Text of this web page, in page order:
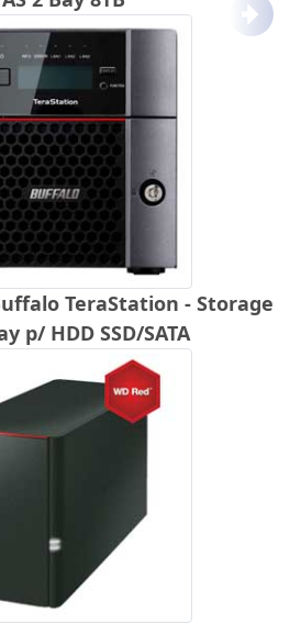
TeraStation - Storage
p/ HDD SSD/SATA